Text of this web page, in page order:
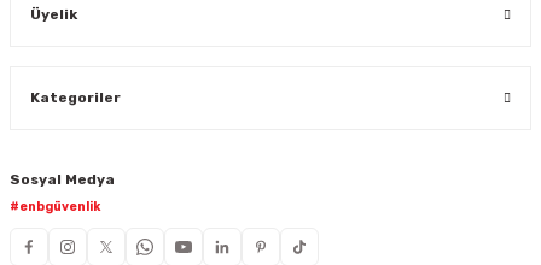
Üyelik
Kategoriler
Sosyal Medya
#enbgüvenlik